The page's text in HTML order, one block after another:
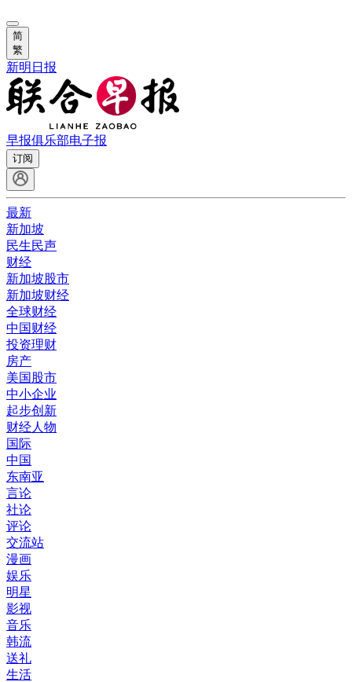
简
繁
新明日报
早报俱乐部电子报
订阅
最新
新加坡
民生民声
财经
新加坡股市
新加坡财经
全球财经
中国财经
投资理财
房产
美国股市
中小企业
起步创新
财经人物
国际
中国
东南亚
言论
社论
评论
交流站
漫画
娱乐
明星
影视
音乐
韩流
送礼
生活